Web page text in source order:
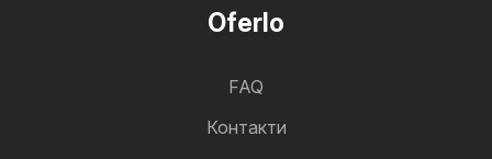
Oferlo
FAQ
Контакти